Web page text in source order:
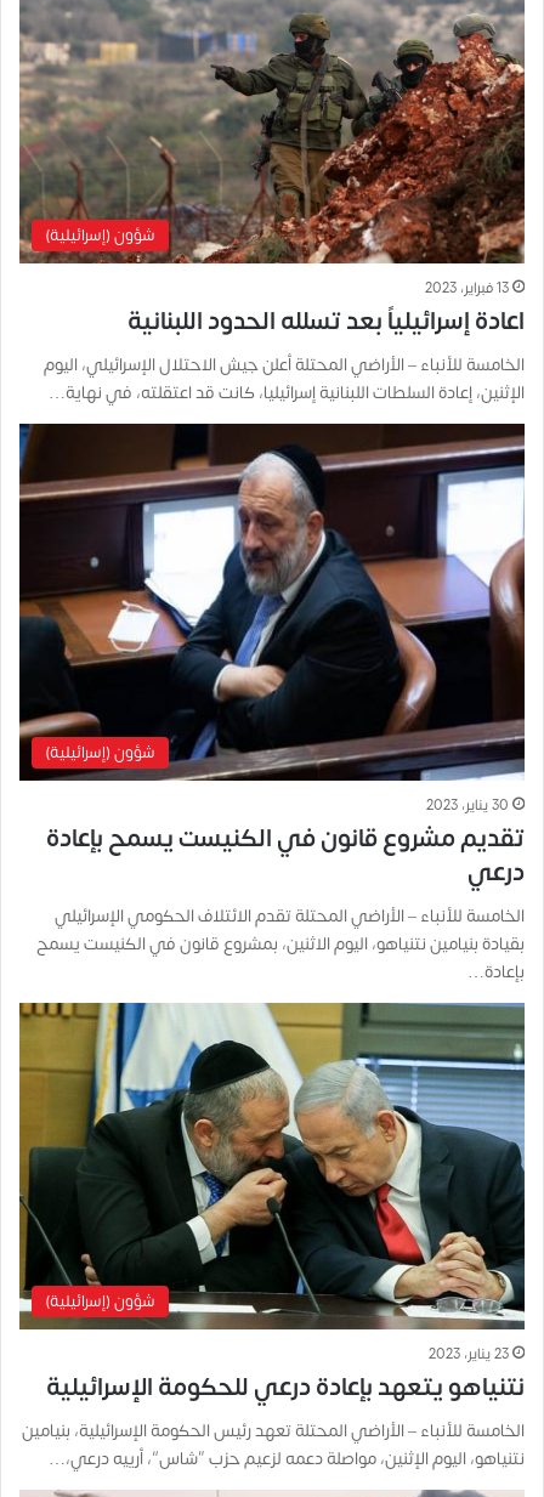
شؤون (إسرائيلية)
13 فبراير، 2023
اعادة إسرائيلياً بعد تسلله الحدود اللبنانية
الخامسة للأنباء – الأراضي المحتلة أعلن جيش الاحتلال الإسرائيلي، اليوم
الإثنين، إعادة السلطات اللبنانية إسرائيليا، كانت قد اعتقلته، في نهاية…
شؤون (إسرائيلية)
30 يناير، 2023
تقديم مشروع قانون في الكنيست يسمح بإعادة
درعي
الخامسة للأنباء – الأراضي المحتلة تقدم الائتلاف الحكومي الإسرائيلي
بقيادة بنيامين نتنياهو، اليوم الاثنين، بمشروع قانون في الكنيست يسمح
بإعادة…
شؤون (إسرائيلية)
23 يناير، 2023
نتنياهو يتعهد بإعادة درعي للحكومة الإسرائيلية
الخامسة للأنباء – الأراضي المحتلة تعهد رئيس الحكومة الإسرائيلية، بنيامين
نتنياهو، اليوم الإثنين، مواصلة دعمه لزعيم حزب “شاس”، أرييه درعي،…